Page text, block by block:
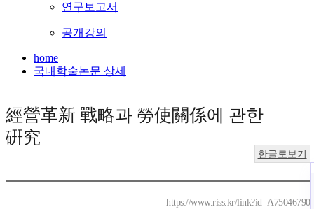
연구보고서
공개강의
home
국내학술논문 상세
經營革新 戰略과 勞使關係에 관한
硏究
한글로보기
https://www.riss.kr/link?id=A75046790